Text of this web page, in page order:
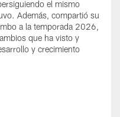
el mismo
Además, compartió su
a la temporada 2026,
que ha visto y
y crecimiento